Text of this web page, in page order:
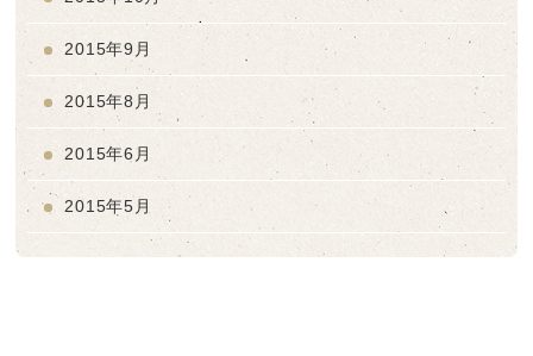
2015年9月
2015年8月
2015年6月
2015年5月